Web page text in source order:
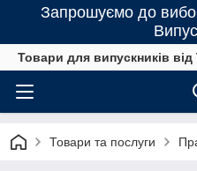
Запрошуємо до
Товари для випускників
Товари та послуги